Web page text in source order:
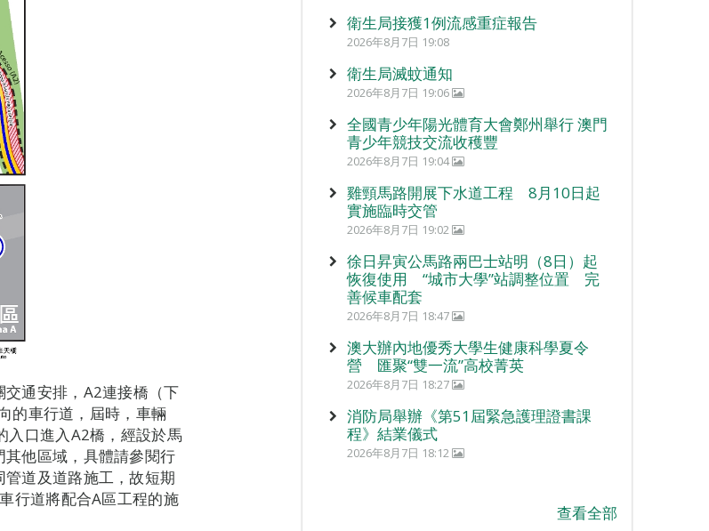
通安排，A2連接橋（下
的車行道，屆時，車輛
入口進入A2橋，經設於馬
他區域，具體請參閱行
道及道路施工，故短期
行道將配合A區工程的施
衛生局接獲1例流感重症報告
2026年8月7日 19:08
衛生局滅蚊通知
2026年8月7日 19:06
全國青少年陽光體育大會鄭州舉行 澳門
青少年競技交流收穫豐
2026年8月7日 19:04
雞頸馬路開展下水道工程 8月10日起
實施臨時交管
2026年8月7日 19:02
徐日昇寅公馬路兩巴士站明（8日）起
恢復使用 “城市大學”站調整位置 完
善候車配套
2026年8月7日 18:47
澳大辦內地優秀大學生健康科學夏令
營 匯聚“雙一流”高校菁英
2026年8月7日 18:27
消防局舉辦《第51屆緊急護理證書課
程》結業儀式
2026年8月7日 18:12
查看全部